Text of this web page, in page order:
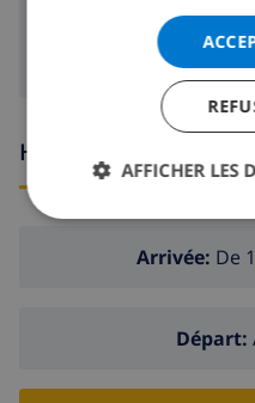
Heures d'arrivée et de
Arrivée: De
Départ:
AFFICHER LES